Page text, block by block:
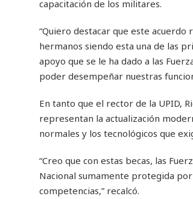
capacitación de los militares.
“Quiero destacar que este
hermanos siendo esta una de las
apoyo que se le ha dado a las
poder desempeñar nuestras
En tanto que el rector de la UPID,
representan la actualización
normales y los tecnológicos que
“Creo que con estas becas, las
Nacional sumamente protegida
competencias,” recalcó.